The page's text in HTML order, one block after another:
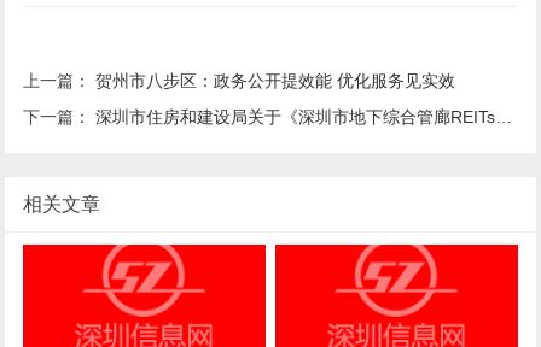
上一篇：贺州市八步区：政务公开提效能 优化服务见实效
下一篇：深圳市住房和建设局关于《深圳市地下综合管廊REITs实施探索》项目招标
相关文章